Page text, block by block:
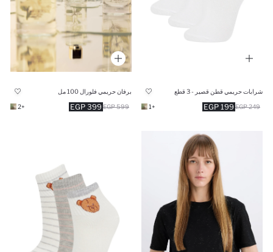
شرابات حريمي قطن قصير - 3 قطع
199 EGP 249 EGP
+1
برفان حريمي فلورال 100 مل
399 EGP 599 EGP
+2